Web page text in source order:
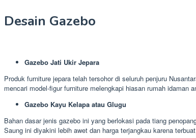
Desain Gazebo
Gazebo Jati Ukir Jepara
Produk furniture jepara telah tersohor di seluruh penjuru
mencari model-figur furniture melengkapi hiasan rumah
Gazebo Kayu Kelapa atau Glugu
Bahan dasar jenis gazebo ini yang berlokasi pada tiang
Saung ini diyakini lebih awet dan harga terjangkau karena